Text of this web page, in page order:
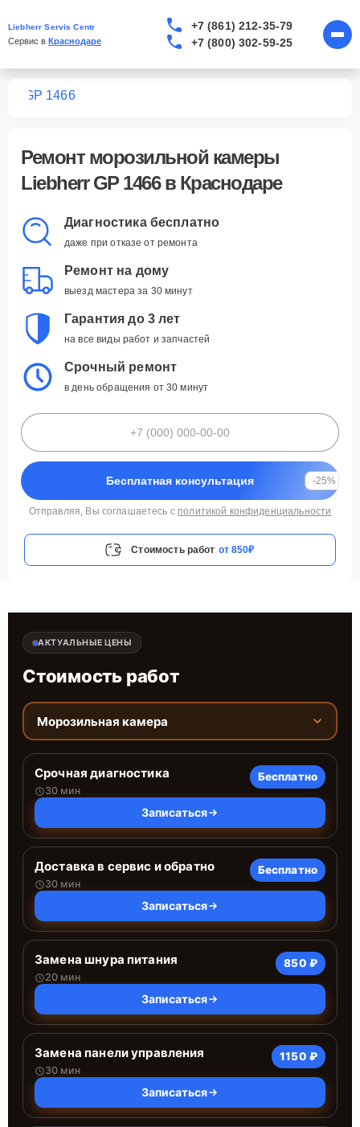
Liebherr Servis Centr
Сервис в Краснодаре
+7 (861) 212-35-79
+7 (800) 302-59-25
GP 1466
Ремонт морозильной камеры
Liebherr GP 1466в Краснодаре
Диагностика бесплатно
даже при отказе от ремонта
Ремонт на дому
выезд мастера за 30 минут
Гарантия до 3 лет
на все виды работ и запчастей
Срочный ремонт
в день обращения от 30 минут
Бесплатная консультация -25%
Отправляя, Вы соглашаетесь с политикой конфиденциальности
Стоимость работ от 850₽
АКТУАЛЬНЫЕ ЦЕНЫ
Стоимость работ
Морозильная камера
Срочная диагностика
30 мин
Бесплатно
Записаться
Доставка в сервис и обратно
30 мин
Бесплатно
Записаться
Замена шнура питания
20 мин
850 ₽
Записаться
Замена панели управления
30 мин
1150 ₽
Записаться